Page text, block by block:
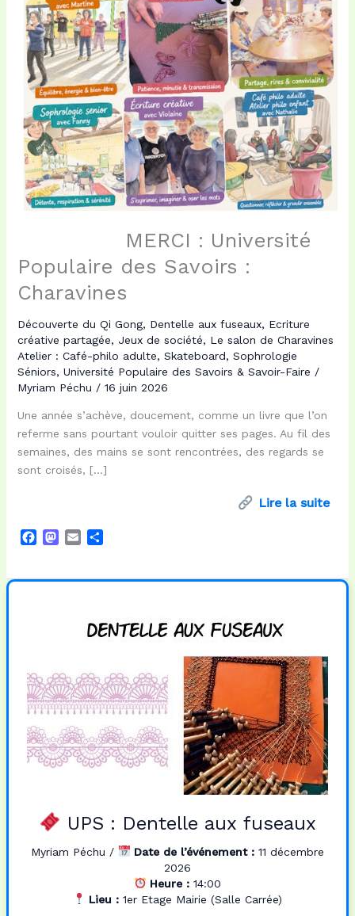
MERCI : Université
Populaire des Savoirs :
Charavines
Découverte du Qi Gong, Dentelle aux fuseaux, Ecriture
créative partagée, Jeux de société, Le salon de Charavines
Atelier : Café-philo adulte, Skateboard, Sophrologie
Séniors, Université Populaire des Savoirs & Savoir-Faire /
Myriam Péchu / 16 juin 2026
Une année s’achève, doucement, comme un livre que l’on
referme sans pourtant vouloir quitter ses pages. Au fil des
semaines, des mains se sont rencontrées, des regards se
sont croisés, […]
Lire la suite
e
M
t
i
t
e
UPS : Dentelle aux fuseaux
Myriam Péchu / Date de l’événement : 11 décembre
2026
Heure : 14:00
Lieu : 1er Etage Mairie (Salle Carrée)